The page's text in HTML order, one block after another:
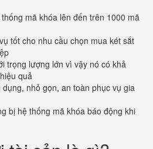
mã khóa lên đến trên 1000 mã
tốt cho nhu cầu chọn mua két sắt
trọng lượng lớn vì vậy nó có khả
quả
dụng, nhỏ gọn, an toàn phục vụ gia
bị hệ thống mã khóa báo động khi